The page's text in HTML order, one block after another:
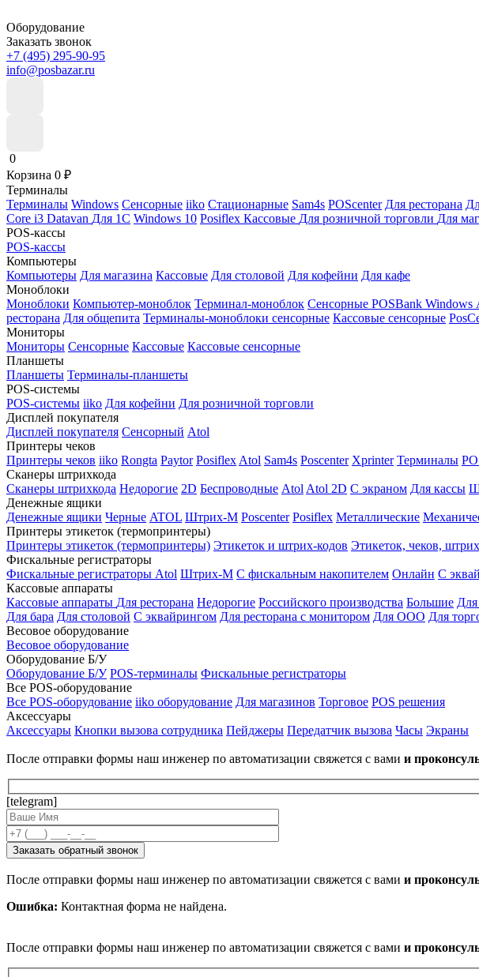
Оборудование
Заказать звонок
+7 (495) 295-90-95
info@posbazar.ru
0
Корзина 0 ₽
Терминалы
Терминалы Windows Сенсорные iiko Стационарные Sam4s POScenter Для ресторана
Core i3 Datavan Для 1С Windows 10 Posiflex Кассовые Для розничной торговли Для
POS-кассы
POS-кассы
Компьютеры
Компьютеры Для магазина Кассовые Для столовой Для кофейни Для кафе
Моноблоки
Моноблоки Компьютер-моноблок Терминал-моноблок Сенсорные POSBank Windows
ресторана Для общепита Терминалы-моноблоки сенсорные Кассовые сенсорные
Мониторы
Мониторы Сенсорные Кассовые Кассовые сенсорные
Планшеты
Планшеты Терминалы-планшеты
POS-системы
POS-системы iiko Для кофейни Для розничной торговли
Дисплей покупателя
Дисплей покупателя Сенсорный Atol
Принтеры чеков
Принтеры чеков iiko Rongta Paytor Posiflex Atol Sam4s Poscenter Xprinter Терминалы
Сканеры штрихкода
Сканеры штрихкода Недорогие 2D Беспроводные Atol Atol 2D С экраном Для кассы
Денежные ящики
Денежные ящики Черные ATOL Штрих-М Poscenter Posiflex Металлические
Принтеры этикеток (термопринтеры)
Принтеры этикеток (термопринтеры) Этикеток и штрих-кодов Этикеток, чеков,
Фискальные регистраторы
Фискальные регистраторы Atol Штрих-М С фискальным накопителем Онлайн С
Кассовые аппараты
Кассовые аппараты Для ресторана Недорогие Российского производства Большие
Для бара Для столовой С эквайрингом Для ресторана с монитором Для ООО Для
Весовое оборудование
Весовое оборудование
Оборудование Б/У
Оборудование Б/У POS-терминалы Фискальные регистраторы
Все POS-оборудование
Все POS-оборудование iiko оборудование Для магазинов Торговое POS решения
Аксессуары
Аксессуары Кнопки вызова сотрудника Пейджеры Передатчик вызова Часы Экраны
После отправки формы наш инженер по автоматизации свяжется с вами и
[telegram]
После отправки формы наш инженер по автоматизации свяжется с вами и
Ошибка: Контактная форма не найдена.
После отправки формы наш инженер по автоматизации свяжется с вами и